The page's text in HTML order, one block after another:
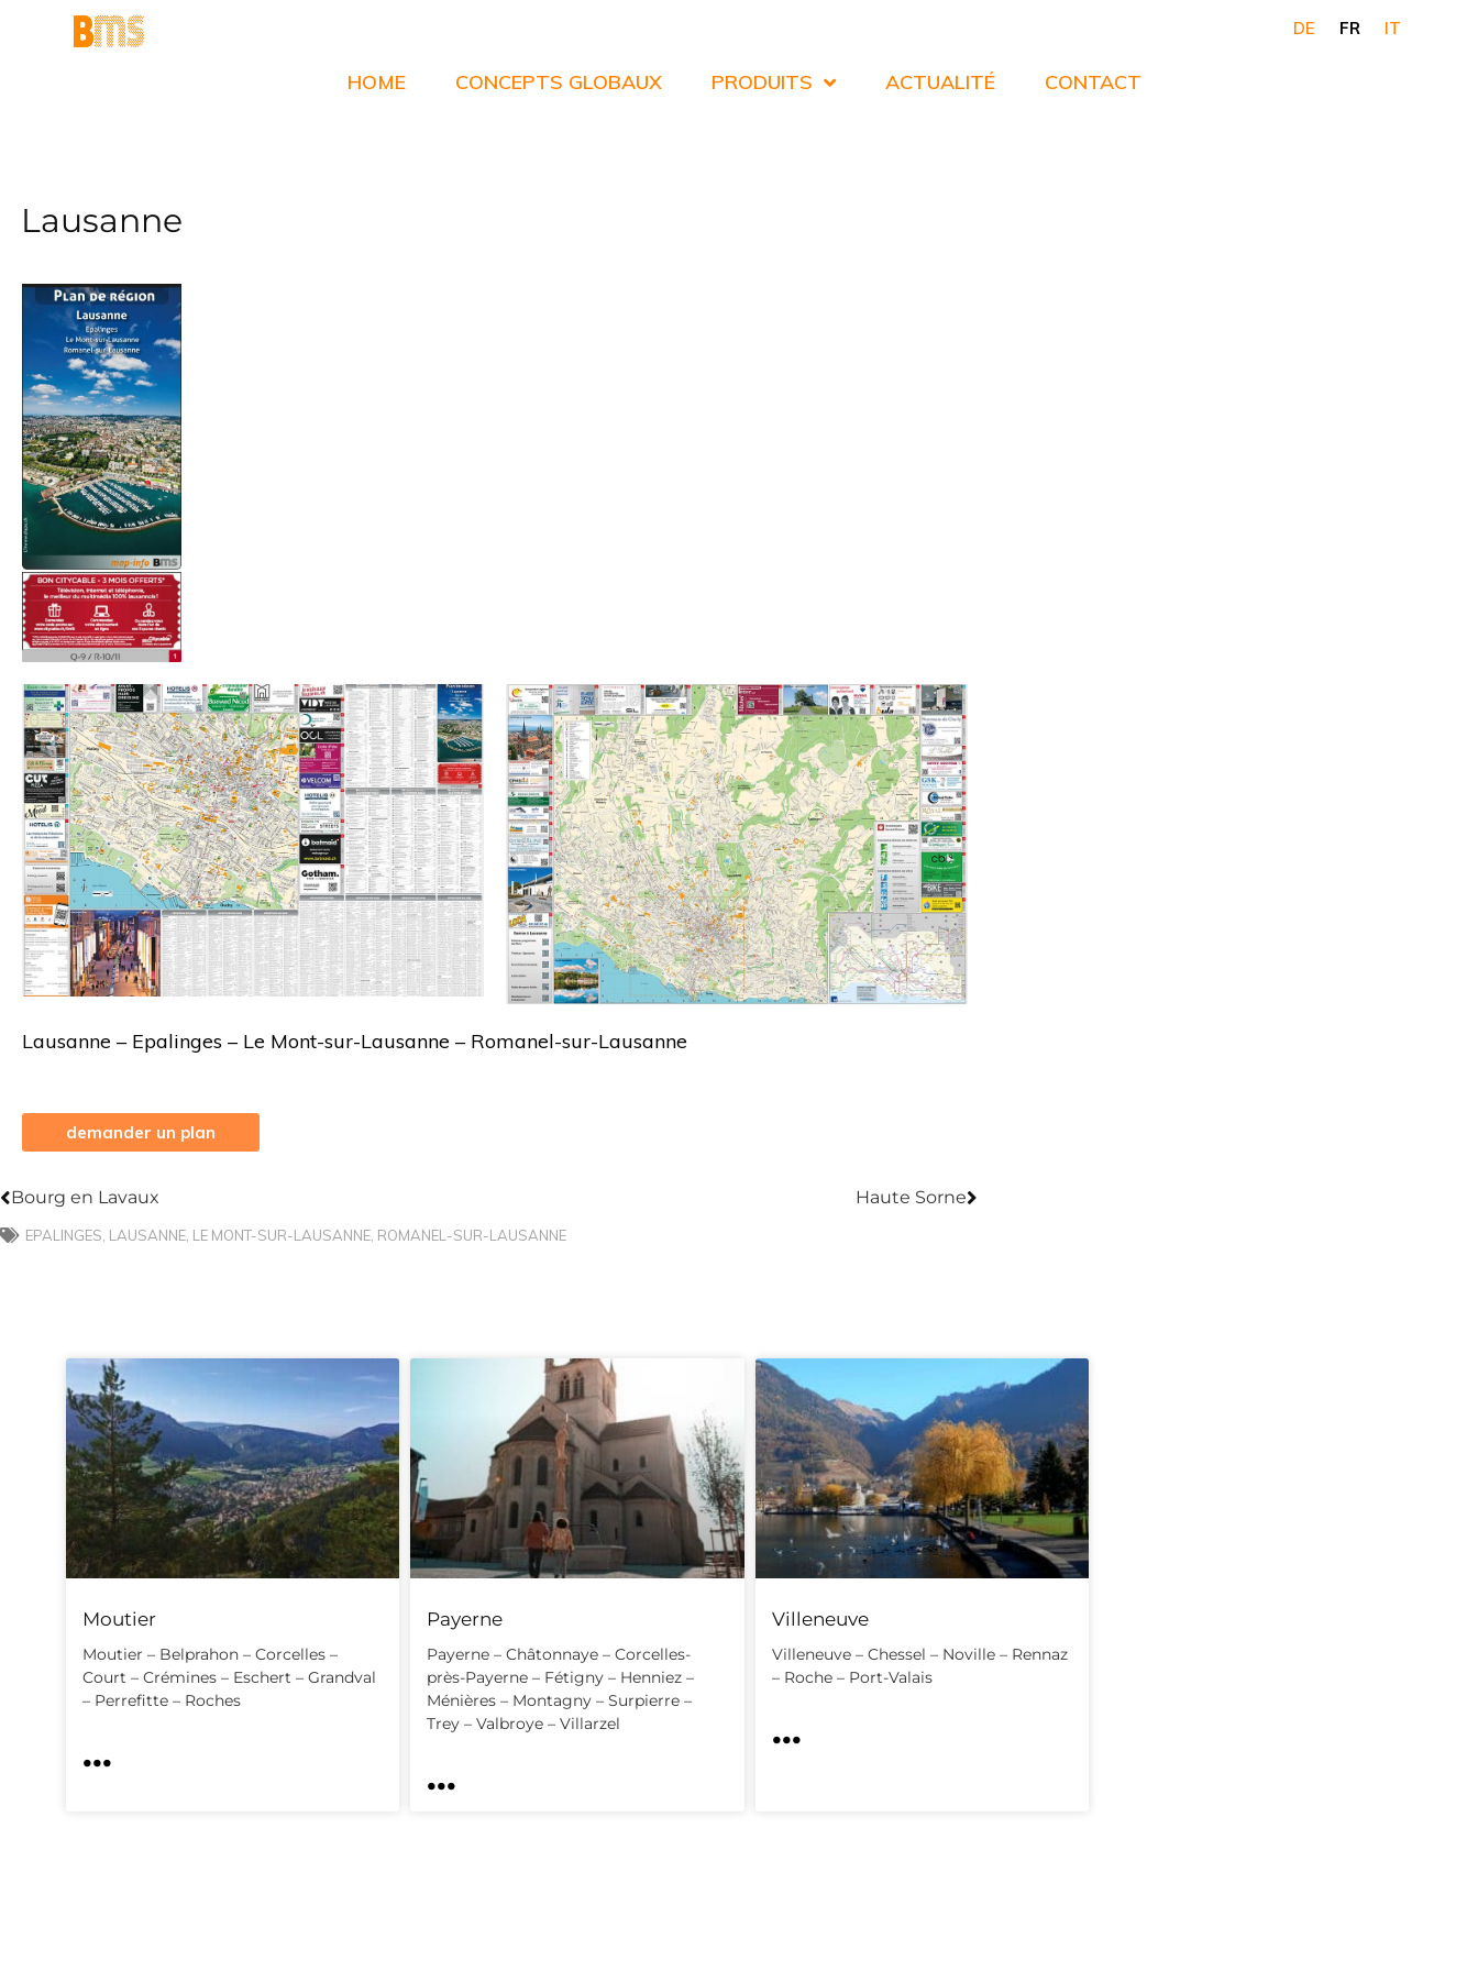
DE FR IT
HOME CONCEPTS GLOBAUX PRODUITS ACTUALITÉ CONTACT
Lausanne
Lausanne – Epalinges – Le Mont-sur-Lausanne – Romanel-sur-Lausanne
demander un plan
Précédent
Bourg en Lavaux Haute SorneSuivant
EPALINGES LAUSANNE LE MONT-SUR-LAUSANNE ROMANEL-SUR-LAUSANNE
Moutier
Moutier – Belprahon – Corcelles –
Court – Crémines – Eschert – Grandval
– Perrefitte – Roches
...
Payerne
Payerne – Châtonnaye – Corcelles-
près-Payerne – Fétigny – Henniez –
Ménières – Montagny – Surpierre –
Trey – Valbroye – Villarzel
...
Villeneuve
Villeneuve – Chessel – Noville – Rennaz
– Roche – Port-Valais
...